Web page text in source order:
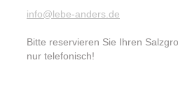
info@lebe-anders.de
Bitte reservieren Sie Ihren
nur telefonisch!